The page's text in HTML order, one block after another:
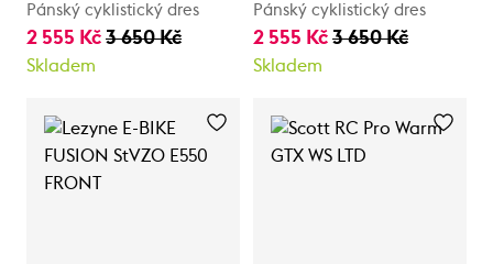
Pánský cyklistický dres
2 555 Kč 3 650 Kč
Skladem
Pánský cyklistický dres
2 555 Kč 3 650 Kč
Skladem